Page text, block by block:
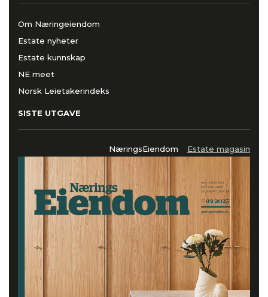
Om Næringeiendom
Estate nyheter
Estate kunnskap
NE meet
Norsk Leietakerindeks
SISTE UTGAVE
NæringsEiendom Estate magasin